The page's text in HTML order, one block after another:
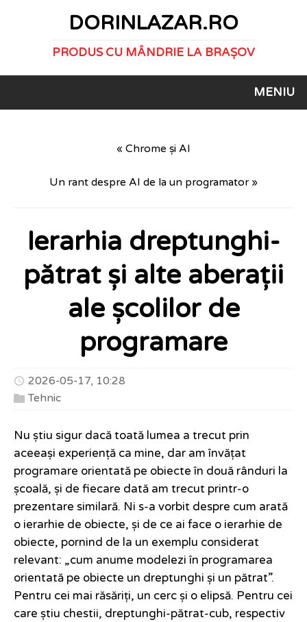
DORINLAZAR.RO
PRODUS CU MÂNDRIE LA BRAȘOV
MENIU
« Chrome și AI
Un rant despre AI de la un programator »
Ierarhia dreptunghi-
pătrat și alte aberații
ale școlilor de
programare
2026-05-17, 10:28
Tehnic
Nu știu sigur dacă toată lumea a trecut prin
aceeași experiență ca mine, dar am învățat
programare orientată pe obiecte în două rânduri la
școală, și de fiecare dată am trecut printr-o
prezentare similară. Ni s-a vorbit despre cum arată
o ierarhie de obiecte, și de ce ai face o ierarhie de
obiecte, pornind de la un exemplu considerat
relevant: „cum anume modelezi în programarea
orientată pe obiecte un dreptunghi și un pătrat”.
Pentru cei mai răsăriți, un cerc și o elipsă. Pentru cei
care știu chestii, dreptunghi-pătrat-cub, respectiv